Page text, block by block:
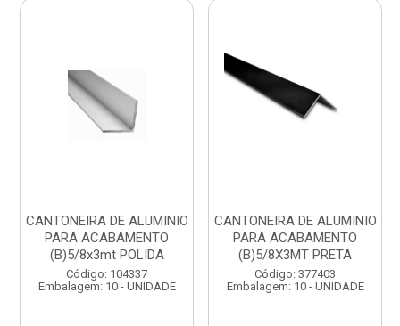
CANTONEIRA DE ALUMINIO
PARA ACABAMENTO
(B)5/8x3mt POLIDA
Código: 104337
Embalagem: 10 - UNIDADE
CANTONEIRA DE ALUMINIO
PARA ACABAMENTO
(B)5/8X3MT PRETA
Código: 377403
Embalagem: 10 - UNIDADE